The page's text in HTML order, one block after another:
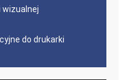
wizualnej
do drukarki